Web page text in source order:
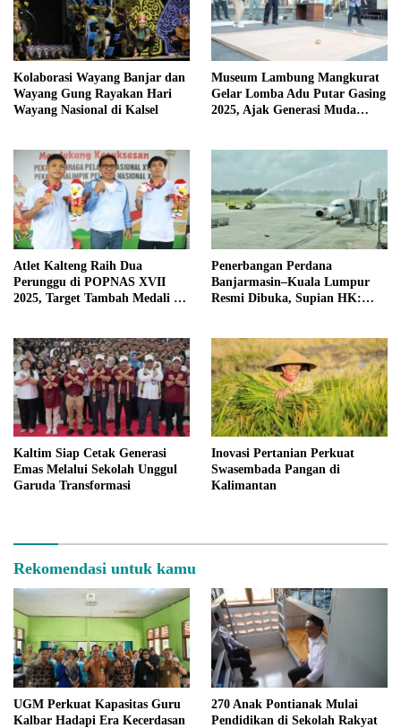
Kolaborasi Wayang Banjar dan
Wayang Gung Rayakan Hari
Wayang Nasional di Kalsel
Museum Lambung Mangkurat
Gelar Lomba Adu Putar Gasing
2025, Ajak Generasi Muda
Atlet Kalteng Raih Dua
Perunggu di POPNAS XVII
2025, Target Tambah Medali di
Penerbangan Perdana
Banjarmasin–Kuala Lumpur
Resmi Dibuka, Supian HK:
Kaltim Siap Cetak Generasi
Emas Melalui Sekolah Unggul
Garuda Transformasi
Inovasi Pertanian Perkuat
Swasembada Pangan di
Kalimantan
Rekomendasi untuk kamu
UGM Perkuat Kapasitas Guru
Kalbar Hadapi Era Kecerdasan
270 Anak Pontianak Mulai
Pendidikan di Sekolah Rakyat